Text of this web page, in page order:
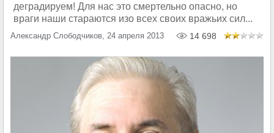
деградируем! Для нас это смертельно опасно, но
враги наши стараются изо всех своих вражьих сил...
Александр Слободчиков, 24 апреля 2013 14 698